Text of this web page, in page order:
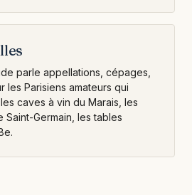
parle appellations, cépages,
les Parisiens amateurs qui
caves à vin du Marais, les
Saint-Germain, les tables